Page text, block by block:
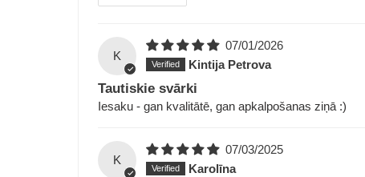
K
07/01/2026
Kintija Petrova
Tautiskie svārki
Iesaku - gan kvalitātē, gan apkalpošanas ziņā :)
K
07/03/2025
Karolīna